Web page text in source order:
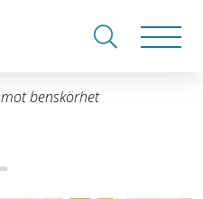
benskörhet